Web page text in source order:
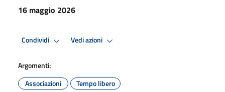
16 maggio 2026
Condividi Vedi azioni
Argomenti:
Associazioni
Tempo libero